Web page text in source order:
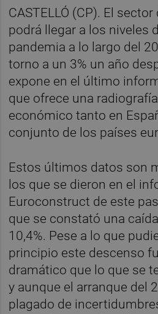
CASTELLÓ (CP). El
podrá llegar a los niveles
pandemia a lo largo del
torno a un 3% un año
expone en el último
que ofrece una
económico tanto en
conjunto de los países
Estos últimos datos son
los que se dieron en el
Euroconstruct de este
que se constató una
10,4%. Pese a lo que
principio este descenso
dramático que lo que se
y aunque el arranque del
plagado de